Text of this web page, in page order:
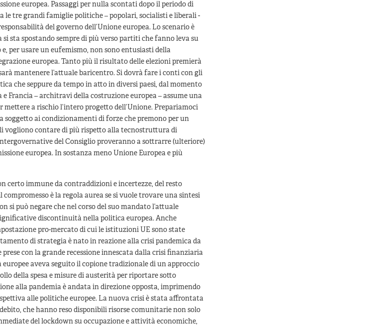
europea. Passaggi per nulla scontati dopo il periodo di
le tre grandi famiglie politiche – popolari, socialisti e liberali -
del governo dell’Unione europea. Lo scenario è
si sta spostando sempre di più verso partiti che fanno leva su
per usare un eufemismo, non sono entusiasti della
europea. Tanto più il risultato delle elezioni premierà
mantenere l’attuale baricentro. Si dovrà fare i conti con gli
che seppure da tempo in atto in diversi paesi, dal momento
Francia – architravi della costruzione europea – assume una
mettere a rischio l’intero progetto dell’Unione. Prepariamoci
soggetto ai condizionamenti di forze che premono per un
vogliono contare di più rispetto alla tecnostruttura di
del Consiglio proveranno a sottrarre (ulteriore)
europea. In sostanza meno Unione Europea e più
certo immune da contraddizioni e incertezze, del resto
è la regola aurea se si vuole trovare una sintesi
si può negare che nel corso del suo mandato l’attuale
discontinuità nella politica europea. Anche
pro-mercato di cui le istituzioni UE sono state
di strategia è nato in reazione alla crisi pandemica da
prese con la grande recessione innescata dalla crisi finanziaria
aveva seguito il copione tradizionale di un approccio
della spesa e misure di austerità per riportare sotto
alla pandemia è andata in direzione opposta, imprimendo
alle politiche europee. La nuova crisi è stata affrontata
che hanno reso disponibili risorse comunitarie non solo
del lockdown su occupazione e attività economiche,